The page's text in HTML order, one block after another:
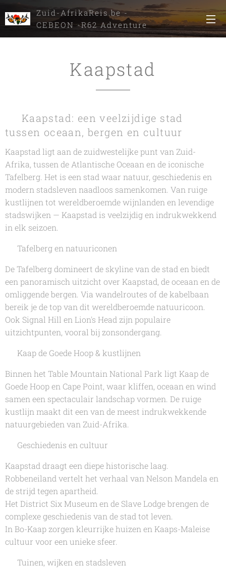
Zuid-AfrikaReis.be -
CEBEON -R62 Adventure
Tours
Kaapstad
🌍 Kaapstad: een veelzijdige stad
tussen oceaan, bergen en cultuur
Kaapstad ligt aan de zuidwestelijke punt van Zuid-
Afrika, tussen de Atlantische Oceaan en de iconische
Tafelberg. Het is een stad waar natuur, geschiedenis en
modern stadsleven naadloos samenkomen. Van ruige
kustlijnen tot wereldberoemde wijnlanden en levendige
stadswijken — Kaapstad is veelzijdig en indrukwekkend
in elk seizoen.
🏔️ Tafelberg en natuuriconen
De Tafelberg domineert de skyline van de stad en biedt
een panoramisch uitzicht over Kaapstad, de oceaan en de
omliggende bergen. Via wandelroutes of de kabelbaan
bereik je de top van dit wereldberoemde natuuricoon.
Ook Signal Hill en Lion's Head zijn populaire
uitzichtpunten, vooral bij zonsondergang.
🌊 Kaap de Goede Hoop & kustlijnen
Binnen het Table Mountain National Park ligt Kaap de
Goede Hoop en Cape Point, waar kliffen, oceaan en wind
samen een spectaculair landschap vormen. De ruige
kustlijn maakt dit een van de meest indrukwekkende
natuurgebieden van Zuid-Afrika.
🏛️ Geschiedenis en cultuur
Kaapstad draagt een diepe historische laag.
Robbeneiland vertelt het verhaal van Nelson Mandela en
de strijd tegen apartheid.
Het District Six Museum en de Slave Lodge brengen de
complexe geschiedenis van de stad tot leven.
In Bo-Kaap zorgen kleurrijke huizen en Kaaps-Maleise
cultuur voor een unieke sfeer.
🌿 Tuinen, wijken en stadsleven